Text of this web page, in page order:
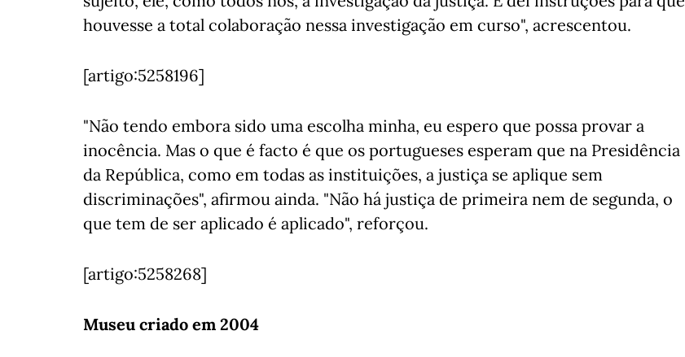
houvesse a total colaboração nessa investigação em curso", acrescentou.
[artigo:5258196]
"Não tendo embora sido uma escolha minha, eu espero que possa provar a
inocência. Mas o que é facto é que os portugueses esperam que na Presidência
da República, como em todas as instituições, a justiça se aplique sem
discriminações", afirmou ainda. "Não há justiça de primeira nem de segunda, o
que tem de ser aplicado é aplicado", reforçou.
[artigo:5258268]
Museu criado em 2004